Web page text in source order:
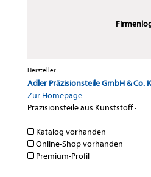
Hersteller
Adler Präzisionsteile GmbH & Co.
Zur Homepage
Präzisionsteile aus Kunststoff·
Katalog vorhanden
Online-Shop vorhanden
Premium-Profil